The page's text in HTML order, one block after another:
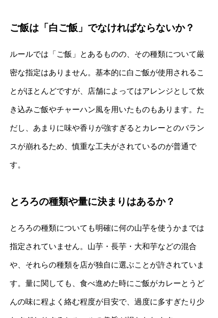
ご飯は「白ご飯」でなければならないか？
ルールでは「ご飯」とあるものの、その種類について厳
密な指定はありません。基本的に白ご飯が使用されるこ
とがほとんどですが、店舗によってはアレンジとして炊
き込みご飯やチャーハン風を用いたものもあります。た
だし、あまりに味や香りが強すぎるとカレーとのバラン
スが崩れるため、慎重な工夫がされているのが普通で
す。
とろろの種類や量に決まりはあるか？
とろろの種類についても明確に何の山芋を使うかまでは
指定されていません。山芋・長芋・大和芋などの混合
や、それらの種類を店が独自に選ぶことが許されていま
す。量に関しても、食べ進めた時にご飯がカレーとうど
んの味に程よく絡む程度が目安で、過度に多すぎたり少